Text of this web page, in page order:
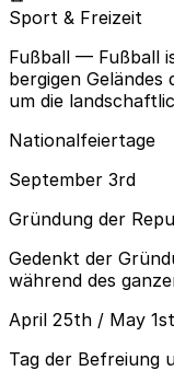
Sport & Freizeit
Fußball — Fußball
bergigen
um die
Nationalfeiertage
September 3rd
Gründung der
Gedenkt der
während des
April 25th / May 1st
Tag der Befreiung